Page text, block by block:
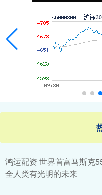
鸿运配资 世界首富马斯克
全人类有光明的未来